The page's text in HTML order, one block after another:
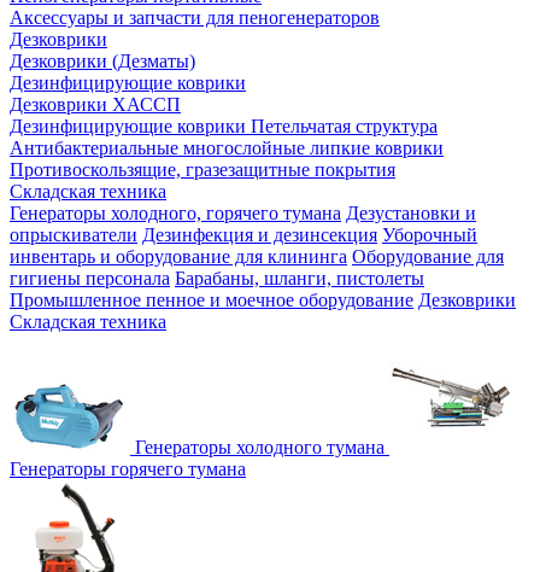
Аксессуары и запчасти для пеногенераторов
Дезковрики
Дезковрики (Дезматы)
Дезинфицирующие коврики
Дезковрики ХАССП
Дезинфицирующие коврики Петельчатая структура
Антибактериальные многослойные липкие коврики
Противоскользящие, гразезащитные покрытия
Складская техника
Генераторы холодного, горячего тумана Дезустановки и
опрыскиватели Дезинфекция и дезинсекция Уборочный
инвентарь и оборудование для клининга Оборудование для
гигиены персонала Барабаны, шланги, пистолеты
Промышленное пенное и моечное оборудование Дезковрики
Складская техника
Генераторы холодного тумана
Генераторы горячего тумана